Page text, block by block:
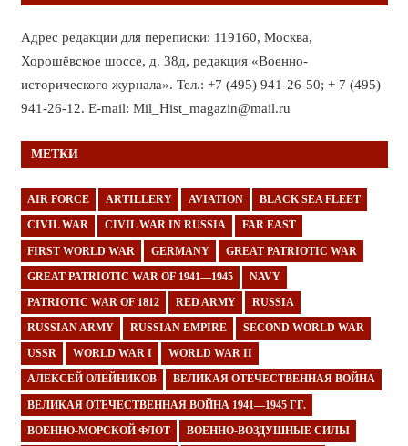
Адрес редакции для переписки: 119160, Москва,
Хорошёвское шоссе, д. 38д, редакция «Военно-
исторического журнала». Тел.: +7 (495) 941-26-50; + 7 (495)
941-26-12. E-mail: Mil_Hist_magazin@mail.ru
МЕТКИ
AIR FORCE ARTILLERY AVIATION BLACK SEA FLEET
CIVIL WAR CIVIL WAR IN RUSSIA FAR EAST
FIRST WORLD WAR GERMANY GREAT PATRIOTIC WAR
GREAT PATRIOTIC WAR OF 1941—1945 NAVY
PATRIOTIC WAR OF 1812 RED ARMY RUSSIA
RUSSIAN ARMY RUSSIAN EMPIRE SECOND WORLD WAR
USSR WORLD WAR I WORLD WAR II
АЛЕКСЕЙ ОЛЕЙНИКОВ ВЕЛИКАЯ ОТЕЧЕСТВЕННАЯ ВОЙНА
ВЕЛИКАЯ ОТЕЧЕСТВЕННАЯ ВОЙНА 1941—1945 ГГ.
ВОЕННО-МОРСКОЙ ФЛОТ ВОЕННО-ВОЗДУШНЫЕ СИЛЫ